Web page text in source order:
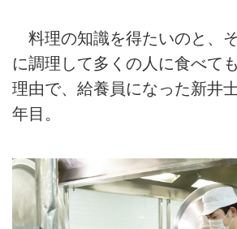
料理の知識を得たいのと、
に調理して多くの人に食べて
理由で、給養員になった新井
年目。